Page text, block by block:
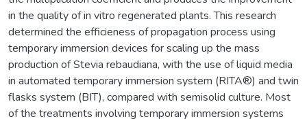
in the quality of in vitro regenerated plants. This research
determined the efficieness of propagation process using
temporary immersion devices for scaling up the mass
production of Stevia rebaudiana, with the use of liquid media
in automated temporary immersion system (RITA®) and twin
flasks system (BIT), compared with semisolid culture. Most
of the treatments involving temporary immersion systems